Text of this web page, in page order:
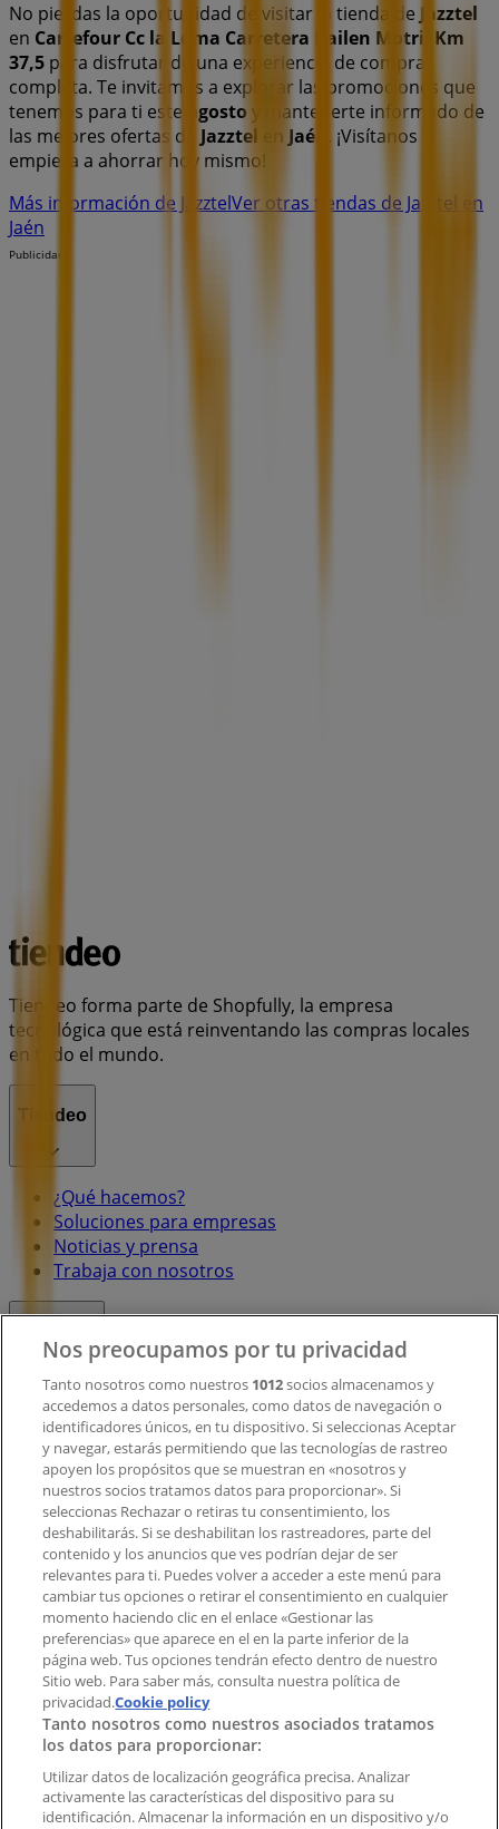
No pierdas la oportunidad de visitar la tienda de Jazztel
en Carrefour Cc la Loma Carretera Bailen Motril Km
37,5 para disfrutar de una experiencia de compra
completa. Te invitamos a explorar las promociones que
tenemos para ti este
agosto y mantenerte informado de
las mejores ofertas de Jazztel en Jaén
. ¡Visítanos y
empieza a ahorrar hoy mismo!
Más información de JazztelVer otras tiendas de Jazztel en
Jaén
Publicidad
Tiendeo forma parte de Shopfully, la empresa
tecnológica que está reinventando las compras locales
en todo el mundo.
Tiendeo
¿Qué hacemos?
Soluciones para empresas
Noticias y prensa
Trabaja con nosotros
Contacto comercial y de marketing
Tienda mal colocada en el mapa
Notificar un folleto
¿Encontraste un problema en la web o en la
aplicación?
Índices
Marcas
Marcas locales
Negocios
Negocios cercanos
Productos
Productos locales
Ciudades
Nos preocupamos por tu privacidad
Tanto nosotros como nuestros 1012socios almacenamos y
accedemos a datos personales, como datos de navegación o
identificadores únicos, en tu dispositivo. Si seleccionas Aceptar
y navegar, estarás permitiendo que las tecnologías de rastreo
apoyen los propósitos que se muestran en «nosotros y
nuestros socios tratamos datos para proporcionar». Si
seleccionas Rechazar o retiras tu consentimiento, los
deshabilitarás. Si se deshabilitan los rastreadores, parte del
contenido y los anuncios que ves podrían dejar de ser
relevantes para ti. Puedes volver a acceder a este menú para
cambiar tus opciones o retirar el consentimiento en cualquier
momento haciendo clic en el enlace «Gestionar las
preferencias» que aparece en el en la parte inferior de la
página web. Tus opciones tendrán efecto dentro de nuestro
Sitio web. Para saber más, consulta nuestra política de
privacidad.Cookie policy
Tanto nosotros como nuestros asociados tratamos
los datos para proporcionar:
Utilizar datos de localización geográfica precisa. Analizar
activamente las características del dispositivo para su
identificación. Almacenar la información en un dispositivo y/o